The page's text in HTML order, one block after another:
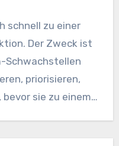
schnell zu einer
Der Zweck ist
Schwachstellen
priorisieren,
sie zu einem